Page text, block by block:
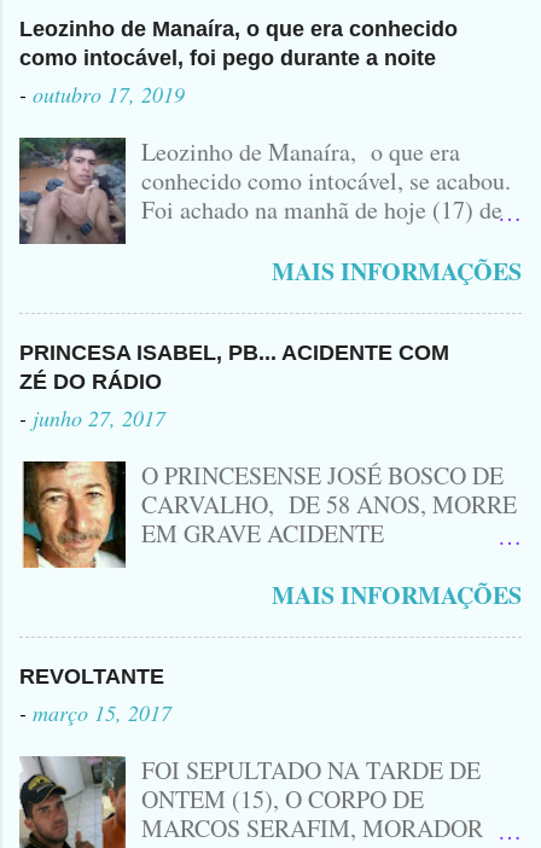
Leozinho de Manaíra, o que era conhecido
como intocável, foi pego durante a noite
- outubro 17, 2019
Leozinho de Manaíra, o que era
conhecido como intocável, se acabou.
Foi achado na manhã de hoje (17) de
no Sertão da Paraíba, o Lendário
atingido com disparo de calibre 12. O
Procurado pela Justiça havia matado
a Namorada dele, Fabrícia Nogueira ,
Peixeira. Ele deu mais de 10 Facadas
na Adolescente.
MAIS INFORMAÇÕES
PRINCESA ISABEL, PB... ACIDENTE COM
ZÉ DO RÁDIO
- junho 27, 2017
O PRINCESENSE JOSÉ BOSCO DE
CARVALHO, DE 58 ANOS, MORRE
EM GRAVE ACIDENTE
CINQUENTINHA SHINERAY E UM
PRÓXIMO A ENTRADA DE LAGOA
DA CRUZ, A VÍTIMA CONHECIDA
NO LOCAL... ZÉ DO RÁDIO COMO
ERA CONHECIDO TRABALHAVA
HÁ MUITOS ANOS COM
MAIS INFORMAÇÕES
REVOLTANTE
- março 15, 2017
FOI SEPULTADO NA TARDE DE
ONTEM (15), O CORPO DE
MARCOS SERAFIM, MORADOR